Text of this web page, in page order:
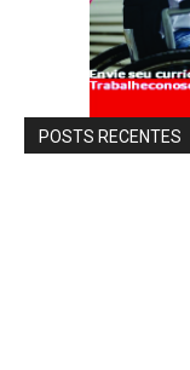
POSTS RECENTES